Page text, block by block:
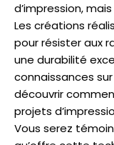
d’impression,
Les créations
pour résister aux
une durabilité
connaissances
découvrir
projets
Vous serez